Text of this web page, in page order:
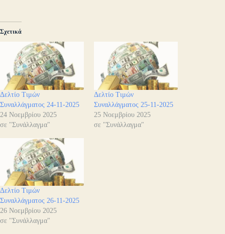
Σχετικά
Δελτίο Τιμών
Συναλλάγματος 24-11-2025
24 Νοεμβρίου 2025
σε "Συνάλλαγμα"
Δελτίο Τιμών
Συναλλάγματος 25-11-2025
25 Νοεμβρίου 2025
σε "Συνάλλαγμα"
Δελτίο Τιμών
Συναλλάγματος 26-11-2025
26 Νοεμβρίου 2025
σε "Συνάλλαγμα"